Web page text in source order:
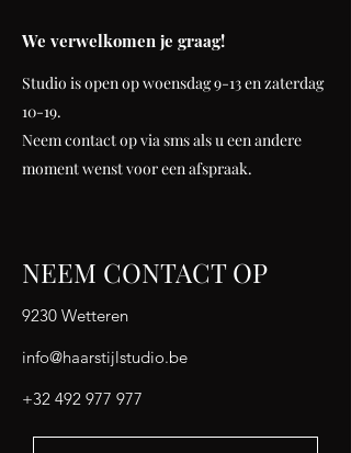
We verwelkomen je graag!
Studio is open op woensdag 9-13 en zaterdag
10-19.
Neem contact op via sms als u een andere
moment wenst voor een afspraak.
NEEM CONTACT OP
9230 Wetteren
info@haarstijlstudio.be
+32 492 977 977